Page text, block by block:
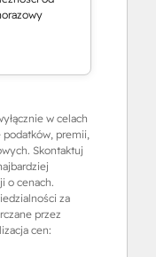
w celach
premii,
Skontaktuj
o cenach.
za
przez
cen: